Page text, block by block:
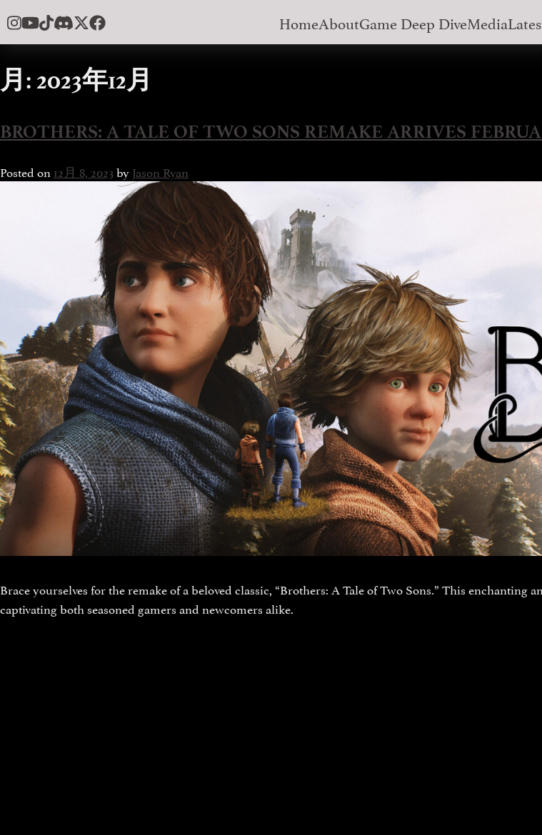
to
content
HomeAboutGame Deep DiveMedia
月: 2023年12月
BROTHERS: A TALE OF TWO SONS REMAKE ARRIVES
Posted on 12月 8, 2023byJason Ryan
Brace yourselves for the remake of a beloved classic, “Brothers: A Tale of Two Sons.” This
captivating both seasoned gamers and newcomers alike.